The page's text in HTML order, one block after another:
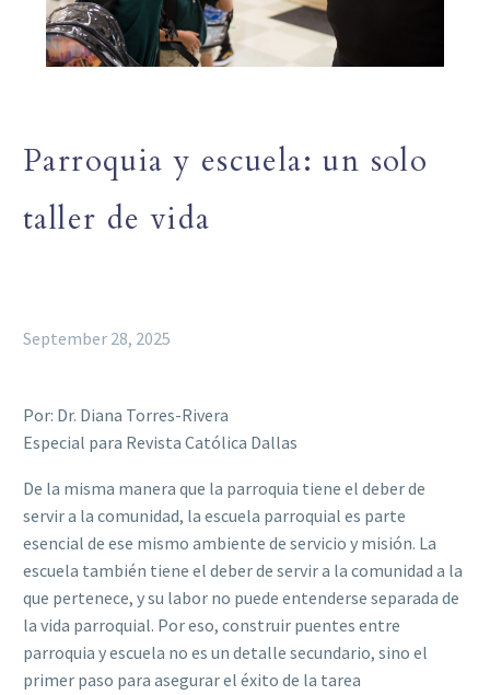
Parroquia y escuela: un solo
taller de vida
September 28, 2025
Por: Dr. Diana Torres-Rivera
Especial para Revista Católica Dallas
De la misma manera que la parroquia tiene el deber de
servir a la comunidad, la escuela parroquial es parte
esencial de ese mismo ambiente de servicio y misión. La
escuela también tiene el deber de servir a la comunidad a la
que pertenece, y su labor no puede entenderse separada de
la vida parroquial. Por eso, construir puentes entre
parroquia y escuela no es un detalle secundario, sino el
primer paso para asegurar el éxito de la tarea